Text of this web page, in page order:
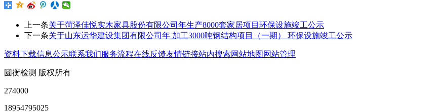
上一条关于菏泽佳悦实木家具股份有限公司年生产8000套家居项目环保设施竣工公示
下一条关于山东运华建设集团有限公司年 加工3000吨钢结构项目（一期） 环保设施竣工公示
资料下载信息公示联系我们服务流程在线反馈友情链接站内搜索网站地图 网站管理
圆衡检测 版权所有
274000
18954795025